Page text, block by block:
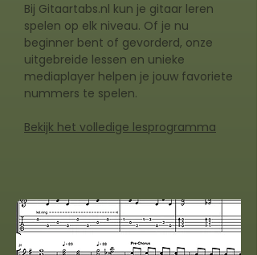
Bij Gitaartabs.nl kun je gitaar leren
spelen op elk niveau. Of je nu
beginner bent of gevorderd, onze
uitgebreide lessen en unieke
mediaplayer helpen je jouw favoriete
nummers te spelen.
Bekijk het volledige lesprogramma